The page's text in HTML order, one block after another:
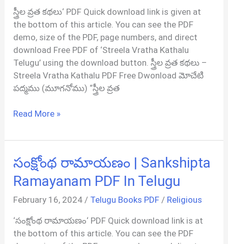
PDF
In
Telugu
స్త్రీల వ్రత కథలు‘ PDF Quick download link is given at
the bottom of this article. You can see the PDF
demo, size of the PDF, page numbers, and direct
download Free PDF of ‘Streela Vratha Kathalu
Telugu’ using the download button. స్త్రీల వ్రత కథలు –
Streela Vratha Kathalu PDF Free Dwonload మోచేటి
పద్మము (మూగనోము) “స్త్రీల వ్రత
స్త్రీల
కథలు
Streela
Vratha
Book
PDF
In
Telugu
Read More »
సంక్షోంథ రామాయణం | Sankshipta
Ramayanam PDF In Telugu
February 16, 2024 / Telugu Books PDF / Religious
‘సంక్షోంథ రామాయణం‘ PDF Quick download link is at
the bottom of this article. You can see the PDF